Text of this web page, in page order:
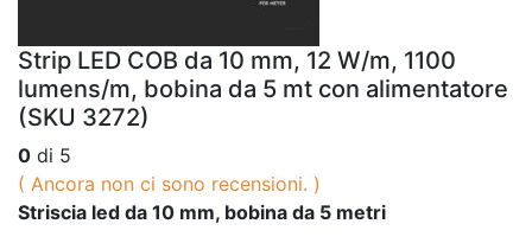
Strip LED COB da 10 mm, 12 W/m, 1100
lumens/m, bobina da 5 mt con alimentatore
(SKU 3272)
0 di 5
( Ancora non ci sono recensioni. )
Striscia led da 10 mm, bobina da 5 metri